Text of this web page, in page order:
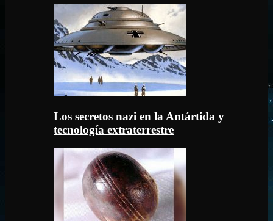
Los secretos nazi en la Antártida y
tecnología extraterrestre